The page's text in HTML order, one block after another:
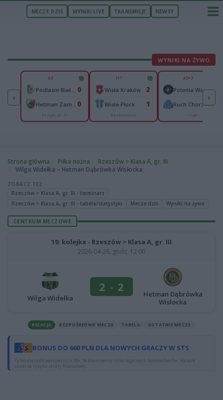
MECZE DZIŚ WYNIKI LIVE TRANSMISJE NEWSY
WYNIKI NA ŻYWO
‹
2
2
63'
0
0
III liga, gr. IV
HT
Wisła Kraków 2
Wisła Płock 1
Ekstraklasa
45+3
Polonia Warszawa0
Ruch Chorzów 0
I liga
›
Strona główna Piłka nożna
Rzeszów > Klasa A, gr. III
Wilga Widełka – Hetman Dąbrówka Wisłocka
ZOBACZ TEŻ
Rzeszów > Klasa A, gr. III - terminarz
Rzeszów > Klasa A, gr. III - tabela/statystyki
Mecze dziś Wyniki na żywo
CENTRUM MECZOWE
19. kolejka - Rzeszów > Klasa A, gr. III
2026-04-26, godz. 12:00
Wilga Widełka
2 - 2
Hetman Dąbrówka
Wisłocka
RELACJA BEZPOŚREDNIE MECZE TABELA OSTATNIE MECZE
BONUS DO 660 PLN DLA NOWYCH GRACZY W STS
Tylko dla osób pełnoletnich 18+. Reklamujemy tylko legalnych bukmacherów. Hazard
stwarza ryzyko straty finansowej.